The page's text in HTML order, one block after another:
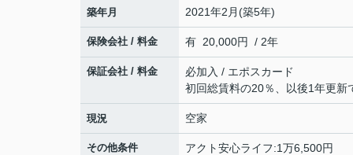
築年月 2021年2月(築5年)
保険会社 / 料金 有 20,000円 / 2年
保証会社 / 料金
必加入 / エポスカード
初回総賃料の20％、以後1年更新
現況 空家
その他条件 アクト安心ライフ:1万6,500円